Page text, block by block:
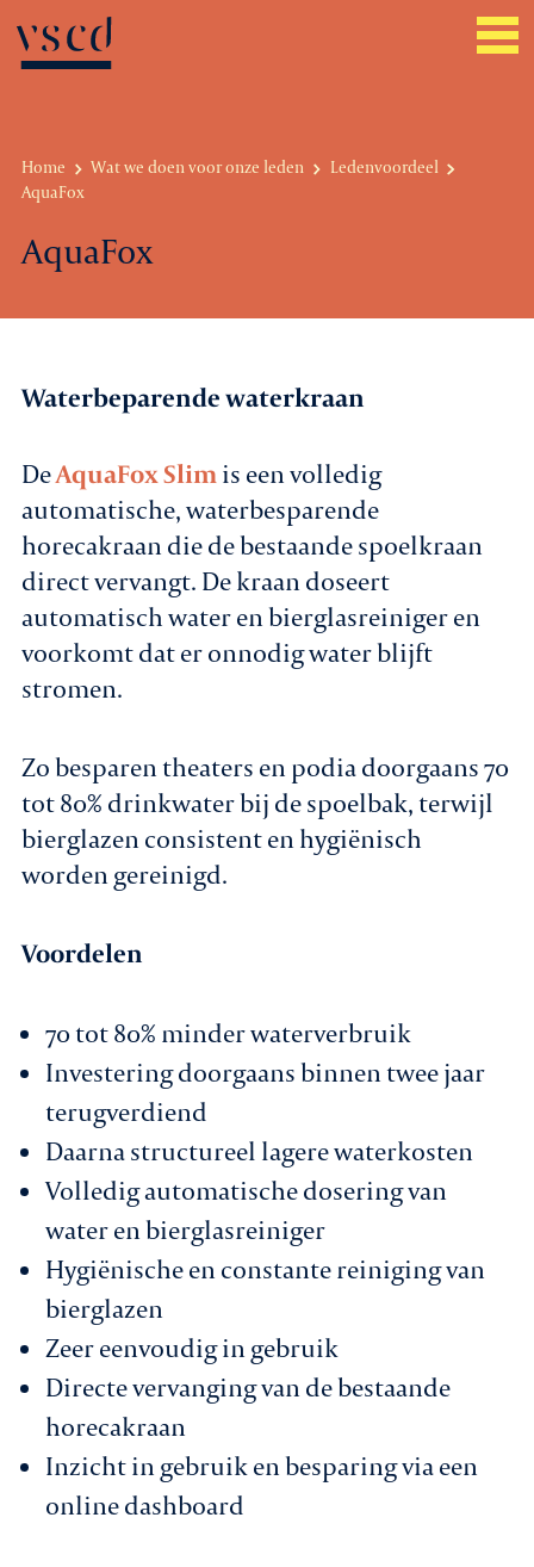
Over VSCD
Belangenbehartiging
Werkgeverszaken
Promotie
Lid worden
Agenda
Leden
In gesprek met leden
Vacatures
Home Wat we doen voor onze leden
Ledenvoordeel
AquaFox
AquaFox
Waterbeparende waterkraan
DeAquaFox Slim is een volledig
automatische, waterbesparende
horecakraan die de bestaande spoelkraan
direct vervangt. De kraan doseert
automatisch water en bierglasreiniger en
voorkomt dat er onnodig water blijft
stromen.
Zo besparen theaters en podia doorgaans 70
tot 80% drinkwater bij de spoelbak, terwijl
bierglazen consistent en hygiënisch
worden gereinigd.
Voordelen
70 tot 80% minder waterverbruik
Investering doorgaans binnen twee jaar
terugverdiend
Daarna structureel lagere waterkosten
Volledig automatische dosering van
water en bierglasreiniger
Hygiënische en constante reiniging van
bierglazen
Zeer eenvoudig in gebruik
Directe vervanging van de bestaande
horecakraan
Inzicht in gebruik en besparing via een
online dashboard